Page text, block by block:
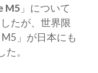
M5 」について
たが、世界限
」が日本にも
。